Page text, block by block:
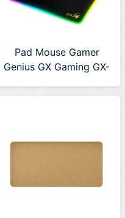
Pad Mouse Gamer
Genius GX Gaming GX-